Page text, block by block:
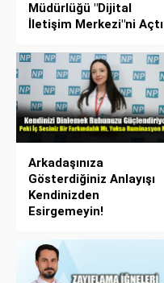
Müdürlüğü "Dijital
İletişim Merkezi"ni Açtı
Arkadaşınıza
Gösterdiğiniz Anlayışı
Kendinizden
Esirgemeyin!